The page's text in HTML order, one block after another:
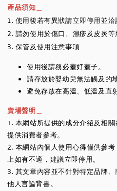
產品須知＿
1. 使用後若有異狀請立即停用並
2. 請勿使用於傷口、濕疹及皮炎等
3. 保管及使用注意事項
使用後請務必蓋好蓋子。
請存放於嬰幼兒無法觸及的
避免存放在高溫、低溫及直
賣場聲明＿
1. 本網站所提供的成分介紹及相
提供消費者參考。
2. 本網站內個人使用心得僅供參
上如有不適，建議立即停用。
3. 其文章內容並不針對特定品牌
他人言論背書。